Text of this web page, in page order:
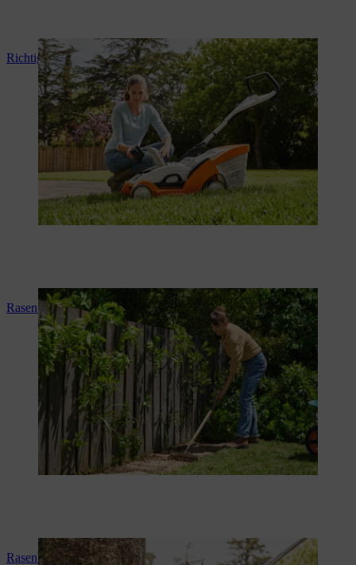
Richtig Rasenmähen
Rasen Sanden
Rasenkanten schneiden (Video-Anleitung)